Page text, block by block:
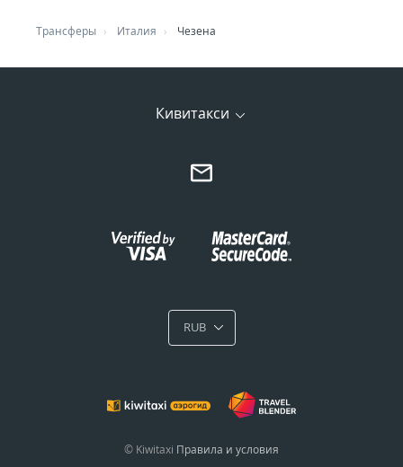
Трансферы Италия Чезена
Кивитакси
RUB
© Kiwitaxi Правила и условия